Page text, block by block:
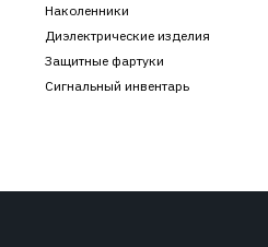
Наколенники
Диэлектрические изделия
Защитные фартуки
Сигнальный инвентарь